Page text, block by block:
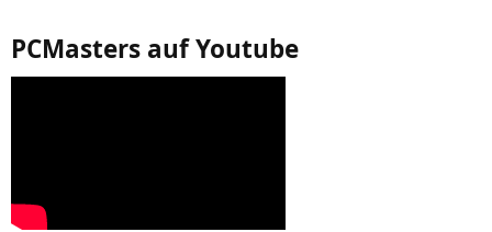
PCMasters auf Youtube